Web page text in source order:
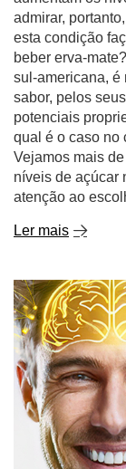
admirar,
esta condição
beber erva-
sul-americana, é
sabor, pelos
potenciais
qual é o caso no
Vejamos mais
níveis de açúcar
atenção ao
Ler mais